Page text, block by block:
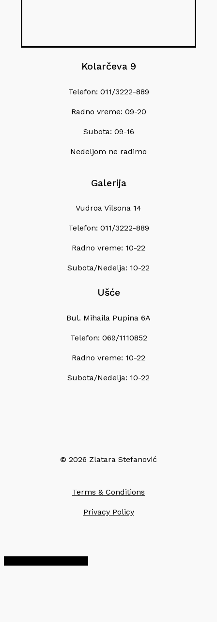
Kolarčeva 9
Telefon: 011/3222-889
Radno vreme: 09-20
Subota: 09-16
Nedeljom ne radimo
Galerija
Vudroa Vilsona 14
Telefon: 011/3222-889
Radno vreme: 10-22
Subota/Nedelja: 10-22
Ušće
Bul. Mihaila Pupina 6A
Telefon: 069/1110852
Radno vreme: 10-22
Subota/Nedelja: 10-22
© 2026 Zlatara Stefanović
Terms & Conditions
Privacy Policy